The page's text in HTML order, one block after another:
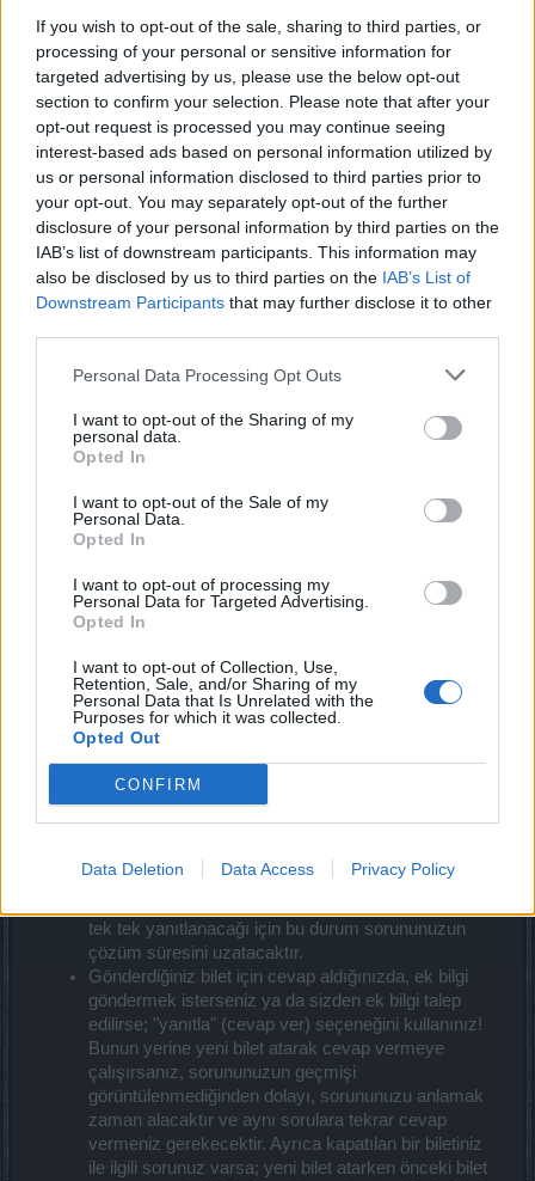
If you wish to opt-out of the sale, sharing to third parties, or
processing of your personal or sensitive information for
targeted advertising by us, please use the below opt-out
section to confirm your selection. Please note that after your
opt-out request is processed you may continue seeing
interest-based ads based on personal information utilized by
us or personal information disclosed to third parties prior to
your opt-out. You may separately opt-out of the further
disclosure of your personal information by third parties on the
IAB’s list of downstream participants. This information may
also be disclosed by us to third parties on the IAB’s List of
Downstream Participants that may further disclose it to other
Personal Data Processing Opt Outs
I want to opt-out of the Sharing of my
personal data.
Opted In
I want to opt-out of the Sale of my
Personal Data.
Opted In
I want to opt-out of processing my
Personal Data for Targeted Advertising.
Opted In
I want to opt-out of Collection, Use,
Retention, Sale, and/or Sharing of my
Personal Data that Is Unrelated with the
Purposes for which it was collected.
Opted Out
CONFIRM
Data Deletion Data Access Privacy Policy
yönlendirildiğini,
İşlemi ve gönderinizi daha sonradan araştırmanız
veya aynı konuda tekrar başvurmanız halinde
kullanılmak üzere bir e-bilet numarasının size
verildiğini bildirir.
Özellikle bu onay mesajı alındığında size gönderilen E-Bilet
(Tıcket)
numarasını saklayınız. Bu numarayı aynı konunun
akibetini sormak istediğinizde veya aynı konuda yeni bir
mesaj gönderdiğinizde göndereceğiniz e-posta iletisinde
bildiriniz.
Supporthattına gönderdiğiniz E-Postailetilerinde oyundaki
ID numaranızıveoyuncu nickinizibelirtmeyi, probleminizi
kısa ve öz cümleler kurarak ifade etmeyi unutmayınız.
Gönderileriniz diğer gönderi mesajları da dikkate alınarak
cevap alamadıysanız iletinize henüz sıra gelmemiş olabilir.
Eğer iletiniz iki haftadan daha uzun süre içerisinde
tekrar e-posta gönderebilirsiniz.
Apr 15, 2020
Menekşe
Support Birimine Ticket (Bilet) Gönderme
Support, oyunla ilgili soru ve sorunlarınıza destek vermek
için oluşturulan bir birimdir ve supporta bilet gönderirken
uyulması gereken belli başlı bazı kurallar vardır. Bu kurallar
Lütfen aynı konu hakkında birden fazla bilet
tek tek yanıtlanacağı için bu durum sorununuzun
çözüm süresini uzatacaktır.
Gönderdiğiniz bilet için cevap aldığınızda, ek bilgi
göndermek isterseniz ya da sizden ek bilgi talep
edilirse; "yanıtla" (cevap ver) seçeneğini kullanınız!
Bunun yerine yeni bilet atarak cevap vermeye
çalışırsanız, sorununuzun geçmişi
görüntülenmediğinden dolayı, sorununuzu anlamak
zaman alacaktır ve aynı sorulara tekrar cevap
vermeniz gerekecektir. Ayrıca kapatılan bir biletiniz
ile ilgili sorunuz varsa; yeni bilet atarken önceki bilet